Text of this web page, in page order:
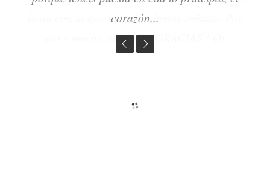
boda con la que tanto habiamos soñado. Por
eso y mucho más, MIL GRACIAS ! Os
recomiendo que pongais a Cuento y Seguido en
corazón...
cualquier otro acontecimiento. Mil besos.